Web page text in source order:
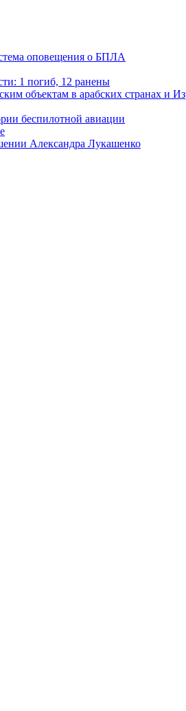
оповещения о БПЛА
1 погиб, 12 ранены
объектам в арабских странах и
беспилотной авиации
Александра Лукашенко